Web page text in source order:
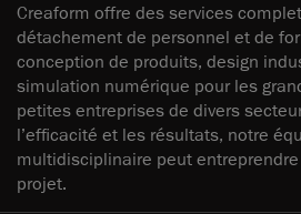
Creaform offre des services
détachement de personnel et de
conception de produits, design
simulation numérique pour les
petites entreprises de divers
l’efficacité et les résultats, notre
multidisciplinaire peut entreprendre
projet.